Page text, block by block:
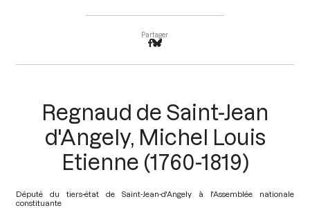
Partager
Regnaud de Saint-Jean
d'Angely, Michel Louis
Etienne (1760-1819)
Député du tiers-état de Saint-Jean-d'Angely à l'Assemblée nationale
constituante